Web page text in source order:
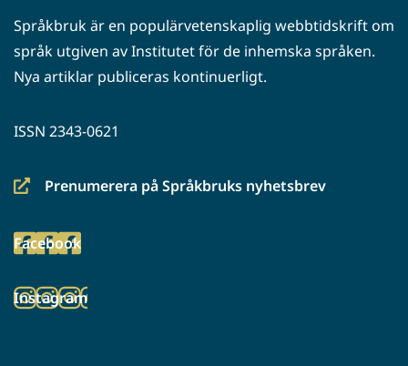
Språkbruk är en populärvetenskaplig webbtidskrift om
språk utgiven av Institutet för de inhemska språken.
Nya artiklar publiceras kontinuerligt.
ISSN 2343-0621
Prenumerera på Språkbruks nyhetsbrev
(siirryt
palveluun)
Facebook
(siirryt
palveluun)
Instagram
(siirryt